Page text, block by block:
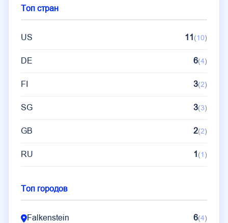
Топ стран
US 11(10)
DE 6(4)
FI 3(2)
SG 3(3)
GB 2(2)
RU 1(1)
Топ городов
Falkenstein 6(4)